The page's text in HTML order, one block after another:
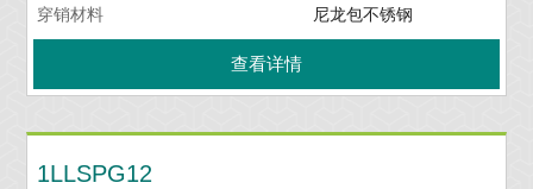
穿销材料
尼龙包不锈钢
查看详情
1LLSPG12